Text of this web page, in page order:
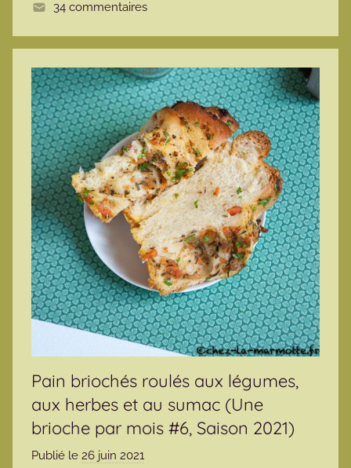
34 commentaires
Pain briochés roulés aux légumes,
aux herbes et au sumac (Une
brioche par mois #6, Saison 2021)
Publié le 26 juin 2021